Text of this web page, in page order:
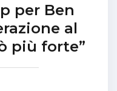
per Ben
al
più forte”